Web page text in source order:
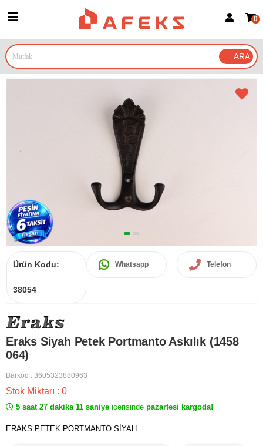
Google İle Bağlan
0
Ürün Kodu:
38054
Whatsapp Telefon
Eraks Siyah Petek Portmanto Askılık (1458
064)
Barkod : 3605323880963
Stok Miktarı : 0
5 saat 27 dakika 11 saniye içerisinde pazartesi kargoda!
ERAKS PETEK PORTMANTO SİYAH